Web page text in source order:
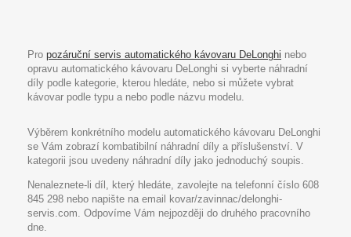
Pro pozáruční servis automatického kávovaru DeLonghi nebo
opravu automatického kávovaru DeLonghi si vyberte náhradní
díly podle kategorie, kterou hledáte, nebo si můžete vybrat
kávovar podle typu a nebo podle názvu modelu.
Výběrem konkrétního modelu automatického kávovaru DeLonghi
se Vám zobrazí kombatibilní náhradní díly a příslušenství. V
kategorii jsou uvedeny náhradní díly jako jednoduchý soupis.
Nenaleznete-li díl, který hledáte, zavolejte na telefonní číslo 608
845 298 nebo napište na email kovar/zavinnac/delonghi-
servis.com. Odpovíme Vám nejpozději do druhého pracovního
dne.